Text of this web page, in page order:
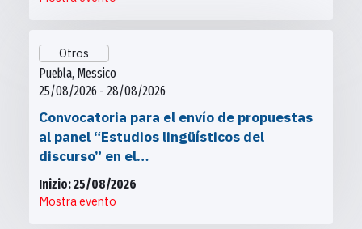
Otros
Puebla, Messico
25/08/2026 - 28/08/2026
Convocatoria para el envío de propuestas
al panel “Estudios lingüísticos del
discurso” en el…
Inizio: 25/08/2026
Mostra evento